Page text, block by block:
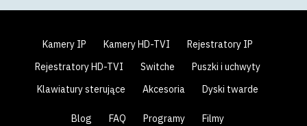
Kamery IP Kamery HD-TVI
Rejestratory IP
Rejestratory HD-TVI
Switche
Puszki i uchwyty
Klawiatury sterujące
Akcesoria Dyski twarde
Blog FAQ Programy
Filmy